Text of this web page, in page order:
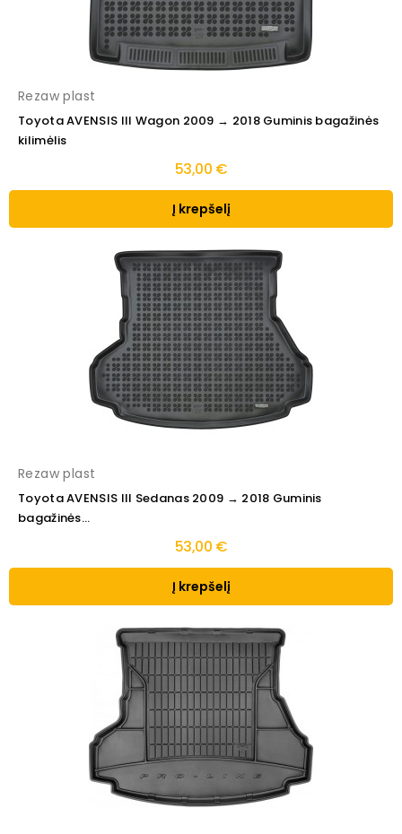
Rezaw plast
Toyota AVENSIS III Wagon 2009 → 2018 Guminis bagažinės
kilimėlis
53,00 €
Į krepšelį
Rezaw plast
Toyota AVENSIS III Sedanas 2009 → 2018 Guminis
bagažinės...
53,00 €
Į krepšelį